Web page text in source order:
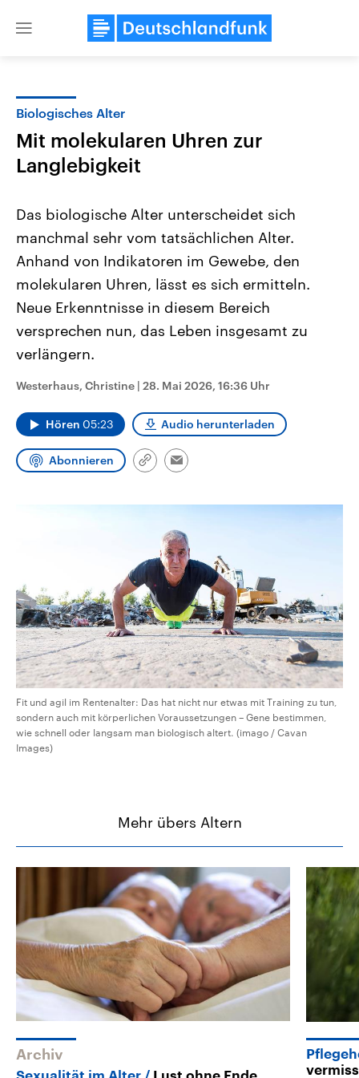
Close
Landtagswahl Sachsen-Anhalt
2026
Alle Informationen
September 2026 einen neuen
Bundesland von einer Koalition aus
Umfragen, Prognosen,
Wahlprogramme, aktuelle Berichte
und Kandidaten der anstehenden
Wahl.
USA
Aktuelle Beiträge,
Hintergründe
gehören die Vereinigten
Audio-Archiv
Biologisches Alter
Mit molekularen Uhren zur
Langlebigkeit
Das biologische Alter unterscheidet sich
manchmal sehr vom tatsächlichen Alter.
Anhand von Indikatoren im Gewebe, den
molekularen Uhren, lässt es sich ermitteln.
Neue Erkenntnisse in diesem Bereich
versprechen nun, das Leben insgesamt zu
verlängern.
Westerhaus, Christine | 28. Mai 2026, 16:36 Uhr
Hören 05:23 Audio herunterladen
Abonnieren
Link
Email
Fit und agil im Rentenalter: Das hat nicht nur etwas mit Training zu tun,
sondern auch mit körperlichen Voraussetzungen – Gene bestimmen,
wie schnell oder langsam man biologisch altert. (imago / Cavan
Images)
Mehr übers Altern
Archiv